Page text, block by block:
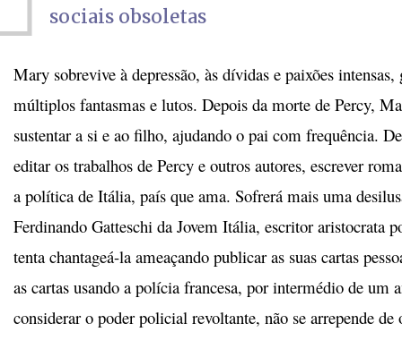
sociais obsoletas
Mary sobrevive à depressão, às dívidas e paixões
múltiplos fantasmas e lutos. Depois da morte de Percy,
sustentar a si e ao filho, ajudando o pai com frequência.
editar os trabalhos de Percy e outros autores, escrever
a política de Itália, país que ama. Sofrerá mais uma
Ferdinando Gatteschi da Jovem Itália, escritor aristocrata
tenta chantageá-la ameaçando publicar as suas cartas
as cartas usando a polícia francesa, por intermédio de um
considerar o poder policial revoltante, não se arrepende de